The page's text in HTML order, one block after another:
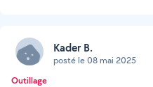
Kader B.
posté le 08 mai 2025
Outillage